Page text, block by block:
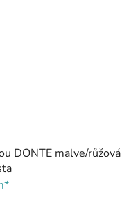
DONTE malve/růžová